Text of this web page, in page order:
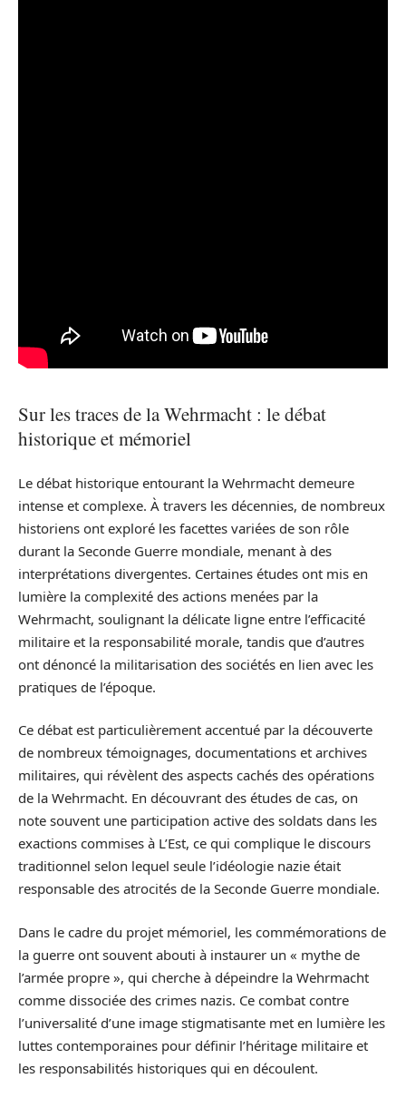
Sur les traces de la Wehrmacht : le débat
historique et mémoriel
Le débat historique entourant la Wehrmacht demeure
intense et complexe. À travers les décennies, de nombreux
historiens ont exploré les facettes variées de son rôle
durant la Seconde Guerre mondiale, menant à des
interprétations divergentes. Certaines études ont mis en
lumière la complexité des actions menées par la
Wehrmacht, soulignant la délicate ligne entre l’efficacité
militaire et la responsabilité morale, tandis que d’autres
ont dénoncé la militarisation des sociétés en lien avec les
pratiques de l’époque.
Ce débat est particulièrement accentué par la découverte
de nombreux témoignages, documentations et archives
militaires, qui révèlent des aspects cachés des opérations
de la Wehrmacht. En découvrant des études de cas, on
note souvent une participation active des soldats dans les
exactions commises à L’Est, ce qui complique le discours
traditionnel selon lequel seule l’idéologie nazie était
responsable des atrocités de la Seconde Guerre mondiale.
Dans le cadre du projet mémoriel, les commémorations de
la guerre ont souvent abouti à instaurer un « mythe de
l’armée propre », qui cherche à dépeindre la Wehrmacht
comme dissociée des crimes nazis. Ce combat contre
l’universalité d’une image stigmatisante met en lumière les
luttes contemporaines pour définir l’héritage militaire et
les responsabilités historiques qui en découlent.